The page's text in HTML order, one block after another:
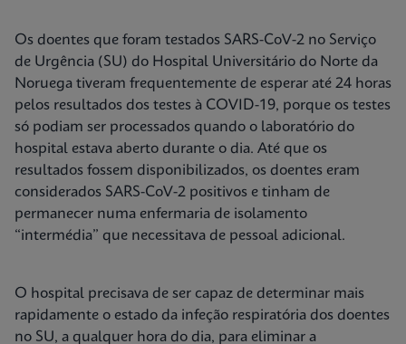
Os doentes que foram testados SARS-CoV-2 no Serviço
de Urgência (SU) do Hospital Universitário do Norte da
Noruega tiveram frequentemente de esperar até 24 horas
pelos resultados dos testes à COVID-19, porque os testes
só podiam ser processados quando o laboratório do
hospital estava aberto durante o dia. Até que os
resultados fossem disponibilizados, os doentes eram
considerados SARS-CoV-2 positivos e tinham de
permanecer numa enfermaria de isolamento
“intermédia” que necessitava de pessoal adicional.
O hospital precisava de ser capaz de determinar mais
rapidamente o estado da infeção respiratória dos doentes
no SU, a qualquer hora do dia, para eliminar a